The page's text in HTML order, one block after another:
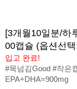
[3개월10일분/하
00캡슐 (옵션선
입고 완료!
#목넘김Good #작은
EPA+DHA=900mg